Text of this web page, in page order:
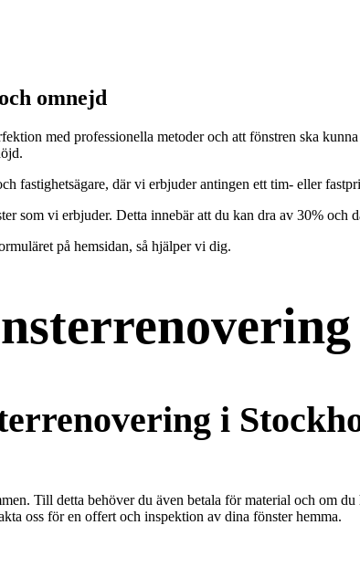
omnejd
med professionella metoder och att fönstren ska
fastighetsägare, där vi erbjuder antingen ett tim- eller
som vi erbjuder. Detta innebär att du kan dra av 30% och
på hemsidan, så hjälper vi dig.
i
Till detta behöver du även betala för material och om
oss för en offert och inspektion av dina fönster hemma.